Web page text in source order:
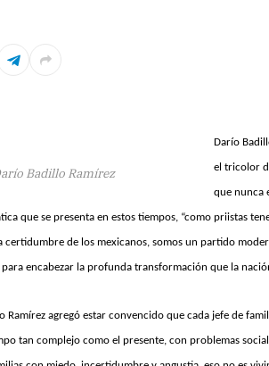
Badillo Ramírez
Darío
el tricolor
que nunca
que se presenta en estos tiempos, “como priistas
certidumbre de los mexicanos, somos un partido
encabezar la profunda transformación que la
Ramírez agregó estar convencido que cada jefe de
tan complejo como el presente, con problemas